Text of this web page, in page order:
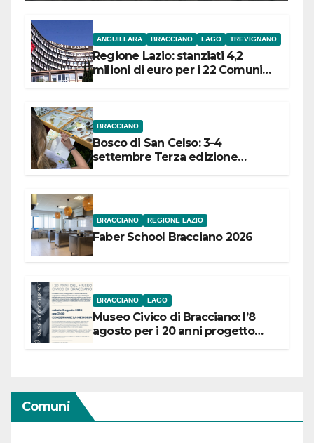
ANGUILLARA BRACCIANO LAGO TREVIGNANO
Regione Lazio: stanziati 4,2
milioni di euro per i 22 Comuni
BRACCIANO
Bosco di San Celso: 3-4
settembre Terza edizione
BRACCIANO REGIONE LAZIO
Faber School Bracciano 2026
BRACCIANO LAGO
Museo Civico di Bracciano: l’8
agosto per i 20 anni progetto
Comuni